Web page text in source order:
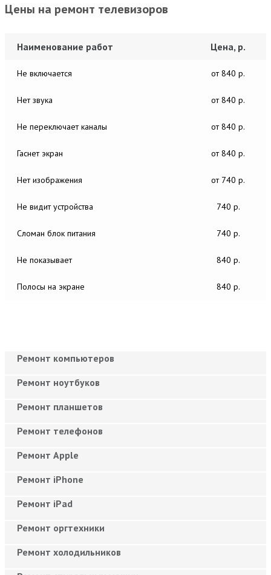
Цены на ремонт телевизоров
Наименование работ Цена, р.
Не включается от 840 р.
Нет звука от 840 р.
Не переключает каналы от 840 р.
Гаснет экран от 840 р.
Нет изображения от 740 р.
Не видит устройства 740 р.
Сломан блок питания 740 р.
Не показывает 840 р.
Полосы на экране 840 р.
Ремонт компьютеров
Ремонт ноутбуков
Ремонт планшетов
Ремонт телефонов
Ремонт Apple
Ремонт iPhone
Ремонт iPad
Ремонт оргтехники
Ремонт холодильников